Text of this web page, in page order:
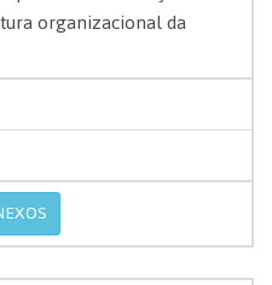
organizacional da